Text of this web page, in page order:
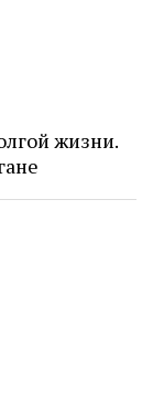
жизни.